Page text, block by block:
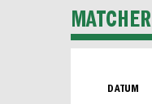
MATCHER
DATUM